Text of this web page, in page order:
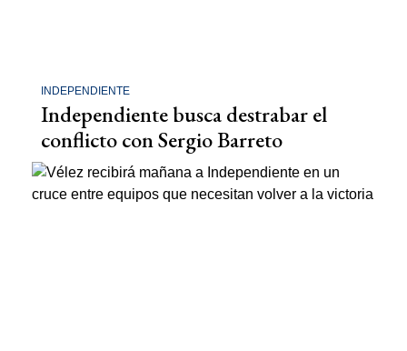
INDEPENDIENTE
Independiente busca destrabar el
conflicto con Sergio Barreto